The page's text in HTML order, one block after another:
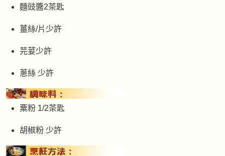
麵豉醬2茶匙
薑絲/片少許
芫荽少許
蔥絲 少許
粟粉 1/2茶匙
胡椒粉 少許